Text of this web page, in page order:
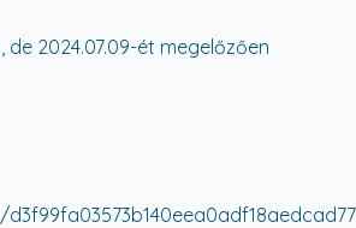
2024.07.09-ét megelőzően